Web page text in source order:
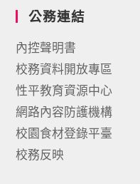
公務連結
內控聲明書
校務資料開放專區
性平教育資源中心
網路內容防護機構
校園食材登錄平臺
校務反映